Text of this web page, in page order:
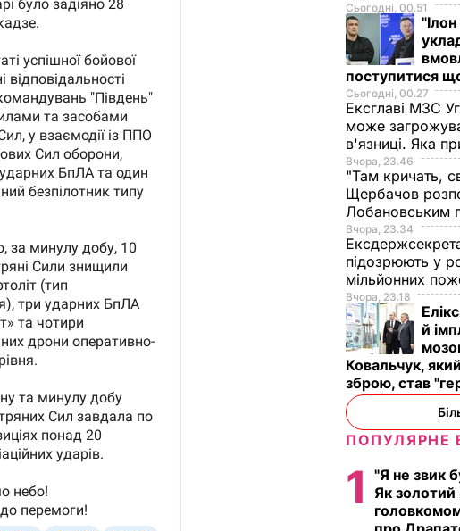
Сьогодні, 00.51
поступитися
Сьогодні, 00.27
Ексглаві МЗС
може
в'язниці. Яка
Вчора, 23.46
"Там кричать,
Щербачов
Лобановським
Вчора, 23.34
підозрюють у
мільйонних
Вчора, 23.18
й
Ковальчук,
зброю, став
ПОПУЛЯРНЕ
1
"Я не звик
Як золотий